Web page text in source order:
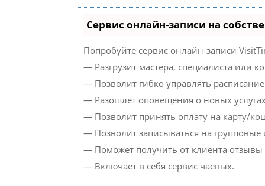
Сервис онлайн-записи на
Попробуйте сервис онлайн-записи
— Разгрузит мастера, специалиста или
— Позволит гибко управлять
— Разошлет оповещения о новых
— Позволит принять оплату на карту/
— Позволит записываться на
— Поможет получить от клиента отзывы
— Включает в себя сервис чаевых.